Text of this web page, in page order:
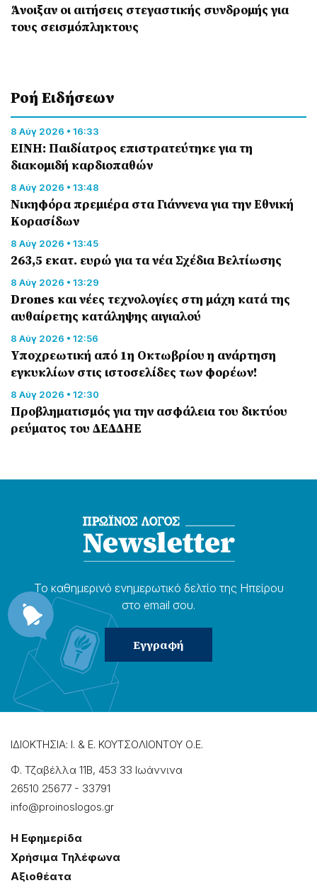
Άνοιξαν οι αιτήσεις στεγαστικής συνδρομής για
τους σεισμόπληκτους
Ροή Eιδήσεων
8 Αύγ 2026 • 16:33
ΕΙΝΗ: Παιδίατρος επιστρατεύτηκε για τη
διακομιδή καρδιοπαθών
8 Αύγ 2026 • 13:48
Nικηφόρα πρεμιέρα στα Γιάννενα για την Εθνική
Κορασίδων
8 Αύγ 2026 • 13:45
263,5 εκατ. ευρώ για τα νέα Σχέδια Βελτίωσης
8 Αύγ 2026 • 13:29
Drones και νέες τεχνολογίες στη μάχη κατά της
αυθαίρετης κατάληψης αιγιαλού
8 Αύγ 2026 • 12:56
Υποχρεωτική από 1η Οκτωβρίου η ανάρτηση
εγκυκλίων στις ιστοσελίδες των φορέων!
8 Αύγ 2026 • 12:30
Προβληματισμός για την ασφάλεια του δικτύου
ρεύματος του ΔΕΔΔΗΕ
Το καθημερɩνό ενημερωτɩκό δελτίο της Ηπείρου
στο email σου.
ΙΔΙΟΚΤΗΣΙΑ: Ι. & Ε. ΚΟΥΤΣΟΛΙΟΝΤΟΥ Ο.Ε.
Φ. Τζαβέλλα 11Β, 453 33 Ιωάννɩνα
26510 25677 - 33791
info@proinoslogos.gr
Η Εφημερίδα
Χρήσɩμα Τηλέφωνα
Αξɩοθέατα